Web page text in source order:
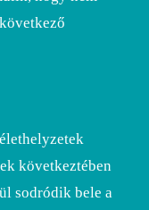
következtében
sodródik bele a